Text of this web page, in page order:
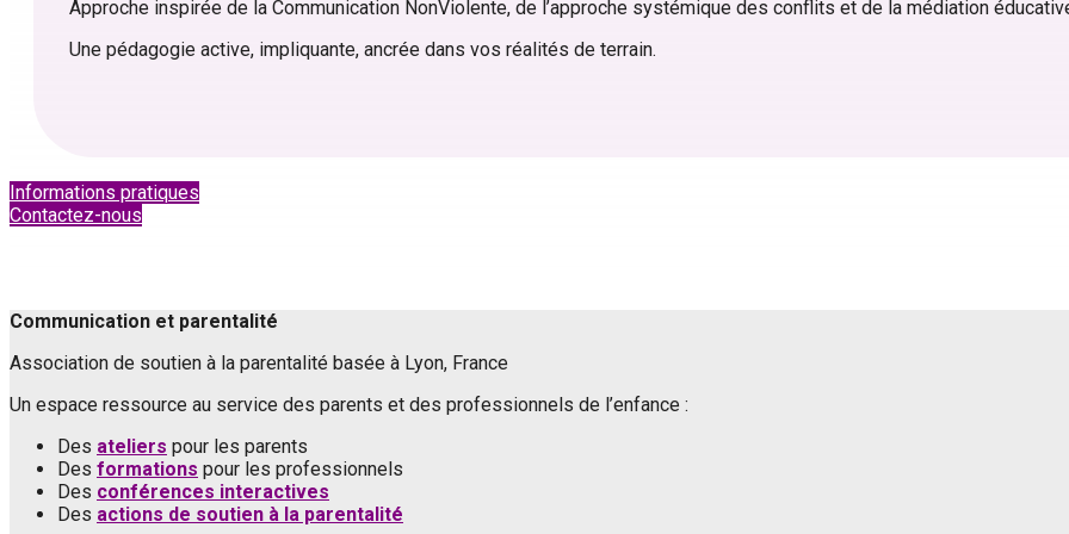
Approche inspirée de la Communication NonViolente, de l’approche systémique des conflits et de la médiation
Une pédagogie active, impliquante, ancrée dans vos réalités de terrain.
Informations pratiques
Contactez-nous
Communication et parentalité
Association de soutien à la parentalité basée à Lyon, France
Un espace ressource au service des parents et des professionnels de l’enfance :
Des ateliers pour les parents
Des formations pour les professionnels
Des conférences interactives
Des actions de soutien à la parentalité